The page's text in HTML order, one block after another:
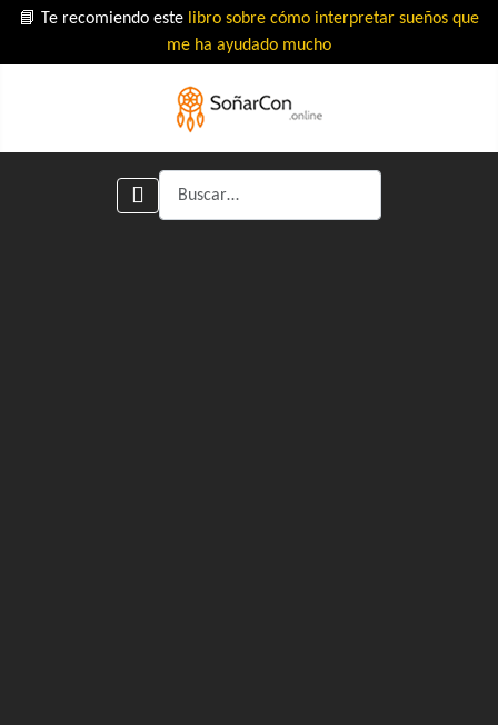
📘 Te recomiendo este libro sobre cómo interpretar sueños que
me ha ayudado mucho
Buscar